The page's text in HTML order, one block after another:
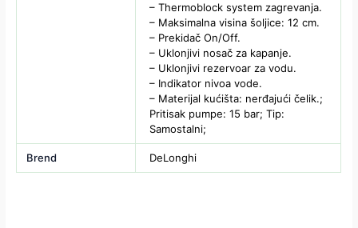
– Thermoblock system zagrevanja.
– Maksimalna visina šoljice: 12 cm.
– Prekidač On/Off.
– Uklonjivi nosač za kapanje.
– Uklonjivi rezervoar za vodu.
– Indikator nivoa vode.
– Materijal kućišta: nerđajući čelik.;
Pritisak pumpe: 15 bar; Tip:
Samostalni;
Brend DeLonghi